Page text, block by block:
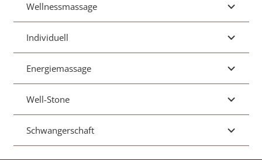
Wellnessmassage
Individuell
Energiemassage
Well-Stone
Schwangerschaft